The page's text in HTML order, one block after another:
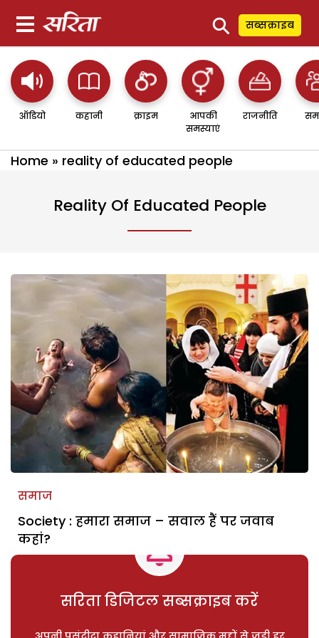
⚲ सब्सक्राइब
ऑडियो कहानी क्राइम
आपकी
समस्याएं
राजनीति
Home » reality of educated people
Reality Of Educated People
समाज
Society : हमारा समाज – सवाल हैं पर जवाब
कहां?
सरिता डिजिटल सब्सक्राइब करें